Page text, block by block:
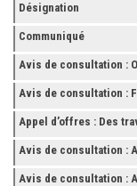
Désignation
Communiqué
Avis de consultation :
et finition de
Avis de consultation :
Appel d’offres : Des
des grès
Avis de consultation :
Accessoires
Avis de consultation :